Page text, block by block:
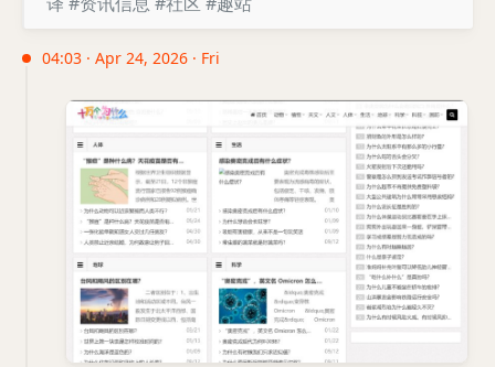
04:03 · Apr 24, 2026 · Fri